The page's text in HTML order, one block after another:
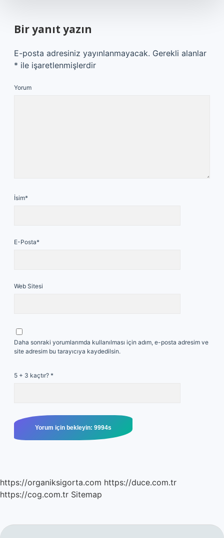
Bir yanıt yazın
E-posta adresiniz yayınlanmayacak. Gerekli alanlar
* ile işaretlenmişlerdir
Yorum
İsim*
E-Posta*
Web Sitesi
Daha sonraki yorumlarımda kullanılması için adım, e-posta adresim ve
site adresim bu tarayıcıya kaydedilsin.
5 + 3 kaçtır? *
https://organiksigorta.com https://duce.com.tr
https://cog.com.tr Sitemap